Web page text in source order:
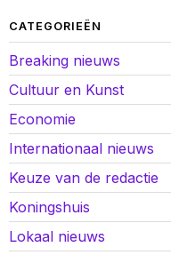
CATEGORIEËN
Breaking nieuws
Cultuur en Kunst
Economie
Internationaal nieuws
Keuze van de redactie
Koningshuis
Lokaal nieuws